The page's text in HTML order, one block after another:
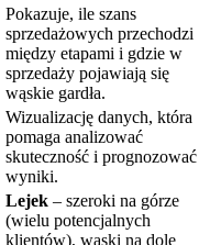
Pokazuje, ile szans
sprzedażowych przechodzi
między etapami i gdzie w
sprzedaży pojawiają się
wąskie gardła.
Wizualizację danych, która
pomaga analizować
skuteczność i prognozować
wyniki.
Lejek – szeroki na górze
(wielu potencjalnych
klientów), wąski na dole